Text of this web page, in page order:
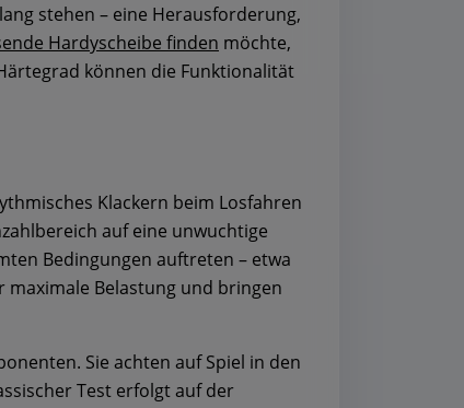
stehen – eine Herausforderung,
Hardyscheibe finden möchte,
können die Funktionalität
Klackern beim Losfahren
auf eine unwuchtige
Bedingungen auftreten – etwa
maximale Belastung und bringen
Sie achten auf Spiel in den
Test erfolgt auf der